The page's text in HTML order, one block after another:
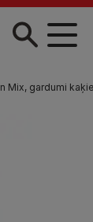
Mix, gardumi